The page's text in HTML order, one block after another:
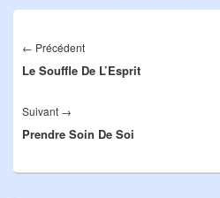
de
l’article
← Précédent
précédent :
Le Souffle De L’Esprit
Suivant →
suivant :
Prendre Soin De Soi